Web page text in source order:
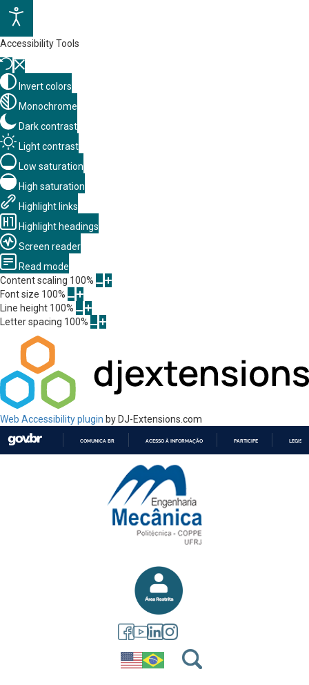
Accessibility Tools
Invert colors
Monochrome
Dark contrast
Light contrast
Low saturation
High saturation
Highlight links
Highlight headings
Screen reader
Read mode
Content scaling 100%
Font size 100%
Line height 100%
Letter spacing 100%
Web Accessibility plugin by DJ-Extensions.com
PARA
CONTEÚDO
COMUNICA BR ACESSO À INFORMAÇÃO PARTICIPE